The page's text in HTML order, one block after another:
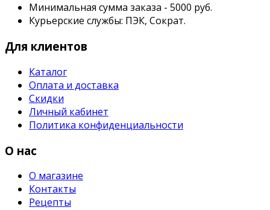
Минимальная сумма заказа - 5000 руб.
Курьерские службы: ПЭК, Сократ.
Для клиентов
Каталог
Оплата и доставка
Скидки
Личный кабинет
Политика конфиденциальности
О нас
О магазине
Контакты
Рецепты